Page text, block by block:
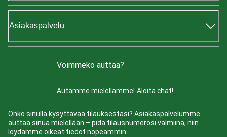
Asiakaspalvelu
Voimmeko auttaa?
Autamme mielellämme! Aloita chat!
Onko sinulla kysyttävää tilauksestasi? Asiakaspalvelumme
auttaa sinua mielellään – pidä tilausnumerosi valmiina, niin
löydämme oikeat tiedot nopeammin.